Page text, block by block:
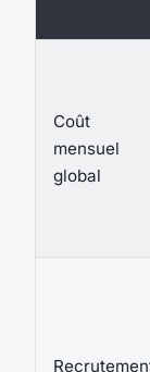
Coût
mensuel
global